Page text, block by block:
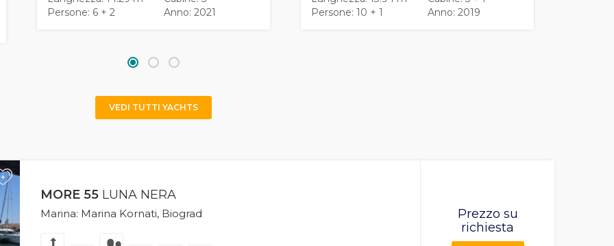
Persone: 6 + 2
Anno: 2021
Persone: 10 + 1
Anno: 2019
VEDI TUTTI YACHTS
+
MORE 55 LUNA NERA
Marina: Marina Kornati, Biograd
Prezzo su
richiesta